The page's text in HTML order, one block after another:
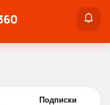
Войти
Подписки